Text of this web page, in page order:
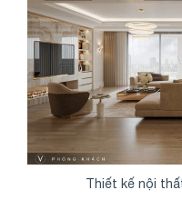
Thiết kế nội